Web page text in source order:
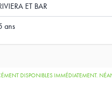
ET BAR
ans
DISPONIBLES IMMÉDIATEMENT.